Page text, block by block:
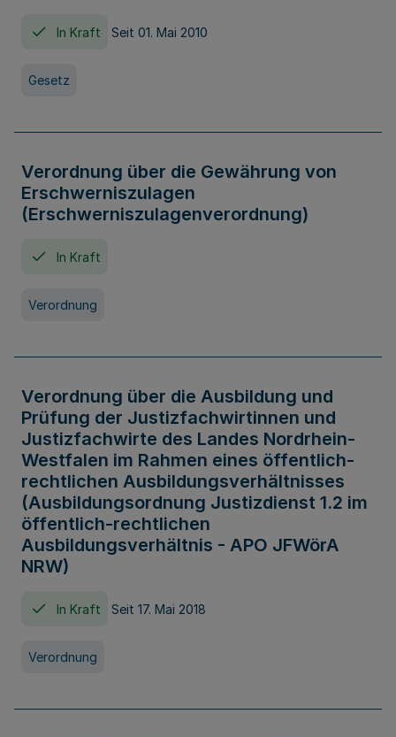
In Kraft Seit 01. Mai 2010
Gesetz
Verordnung über die Gewährung von
Erschwerniszulagen
(Erschwerniszulagenverordnung)
In Kraft
Verordnung
Verordnung über die Ausbildung und
Prüfung der Justizfachwirtinnen und
Justizfachwirte des Landes Nordrhein-
Westfalen im Rahmen eines öffentlich-
rechtlichen Ausbildungsverhältnisses
(Ausbildungsordnung Justizdienst 1.2 im
öffentlich-rechtlichen
Ausbildungsverhältnis - APO JFWörA
NRW)
In Kraft Seit 17. Mai 2018
Verordnung